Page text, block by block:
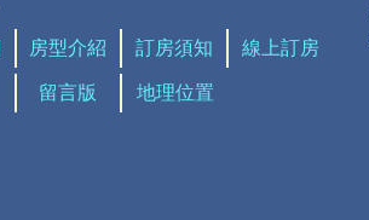
房型介紹 訂房須知 線上訂房
留言版 地理位置